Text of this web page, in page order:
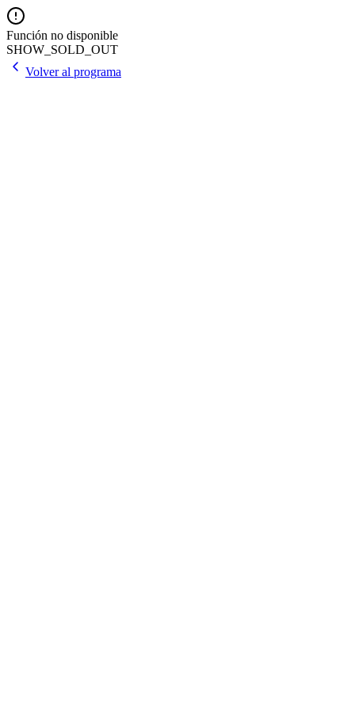
Función no disponible
SHOW_SOLD_OUT
Volver al programa